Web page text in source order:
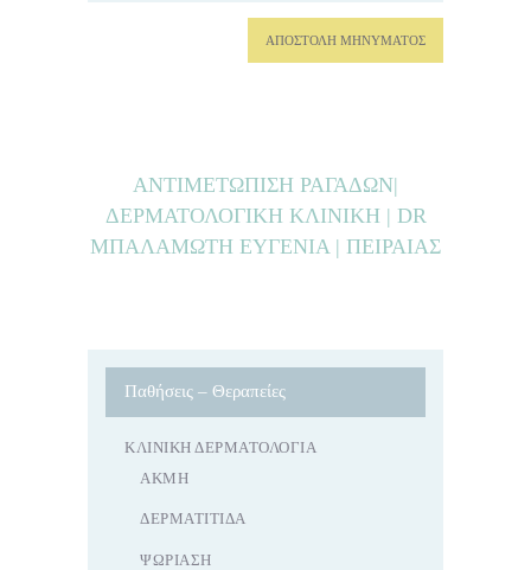
ΑΝΤΙΜΕΤΩΠΙΣΗ ΡΑΓΑΔΩΝ|
ΔΕΡΜΑΤΟΛΟΓΙΚΗ ΚΛΙΝΙΚΗ | DR
ΜΠΑΛΑΜΩΤΗ ΕΥΓΕΝΙΑ | ΠΕΙΡΑΙΑΣ
Παθήσεις – Θεραπείες
ΚΛΙΝΙΚΉ ΔΕΡΜΑΤΟΛΟΓΊΑ
ΑΚΜΉ
ΔΕΡΜΑΤΊΤΙΔΑ
ΨΩΡΊΑΣΗ